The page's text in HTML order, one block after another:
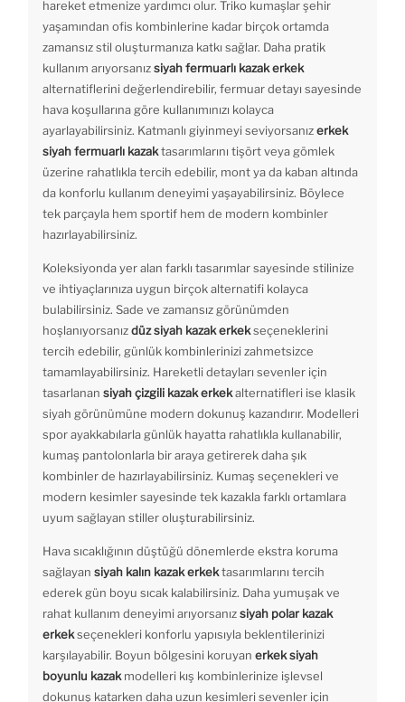
hareket etmenize yardımcı olur. Triko kumaşlar şehir
yaşamından ofis kombinlerine kadar birçok ortamda
zamansız stil oluşturmanıza katkı sağlar. Daha pratik
kullanım arıyorsanızsiyah fermuarlı kazak erkek
alternatiflerini değerlendirebilir, fermuar detayı sayesinde
hava koşullarına göre kullanımınızı kolayca
ayarlayabilirsiniz. Katmanlı giyinmeyi seviyorsanızerkek
siyah fermuarlı kazaktasarımlarını tişört veya gömlek
üzerine rahatlıkla tercih edebilir, mont ya da kaban altında
da konforlu kullanım deneyimi yaşayabilirsiniz. Böylece
tek parçayla hem sportif hem de modern kombinler
hazırlayabilirsiniz.
Koleksiyonda yer alan farklı tasarımlar sayesinde stilinize
ve ihtiyaçlarınıza uygun birçok alternatifi kolayca
bulabilirsiniz. Sade ve zamansız görünümden
hoşlanıyorsanızdüz siyah kazak erkekseçeneklerini
tercih edebilir, günlük kombinlerinizi zahmetsizce
tamamlayabilirsiniz. Hareketli detayları sevenler için
tasarlanan siyah çizgili kazak erkekalternatifleri ise klasik
siyah görünümüne modern dokunuş kazandırır. Modelleri
spor ayakkabılarla günlük hayatta rahatlıkla kullanabilir,
kumaş pantolonlarla bir araya getirerek daha şık
kombinler de hazırlayabilirsiniz. Kumaş seçenekleri ve
modern kesimler sayesinde tek kazakla farklı ortamlara
uyum sağlayan stiller oluşturabilirsiniz.
Hava sıcaklığının düştüğü dönemlerde ekstra koruma
sağlayan siyah kalın kazak erkektasarımlarını tercih
ederek gün boyu sıcak kalabilirsiniz. Daha yumuşak ve
rahat kullanım deneyimi arıyorsanızsiyah polar kazak
erkekseçenekleri konforlu yapısıyla beklentilerinizi
karşılayabilir. Boyun bölgesini koruyan erkek siyah
boyunlu kazakmodelleri kış kombinlerinize işlevsel
dokunuş katarken daha uzun kesimleri sevenler için